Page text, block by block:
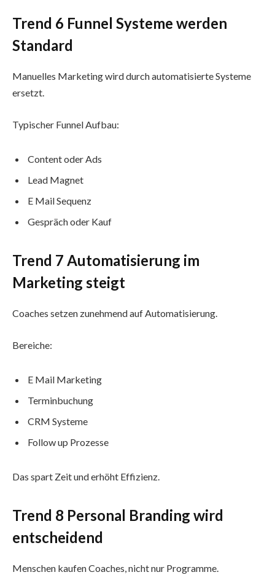
Trend 6 Funnel Systeme werden
Standard
Manuelles Marketing wird durch automatisierte Systeme
ersetzt.
Typischer Funnel Aufbau:
Content oder Ads
Lead Magnet
E Mail Sequenz
Gespräch oder Kauf
Trend 7 Automatisierung im
Marketing steigt
Coaches setzen zunehmend auf Automatisierung.
Bereiche:
E Mail Marketing
Terminbuchung
CRM Systeme
Follow up Prozesse
Das spart Zeit und erhöht Effizienz.
Trend 8 Personal Branding wird
entscheidend
Menschen kaufen Coaches, nicht nur Programme.